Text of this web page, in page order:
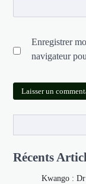
Enregistrer
navigateur
Récents
Kwango : Dr